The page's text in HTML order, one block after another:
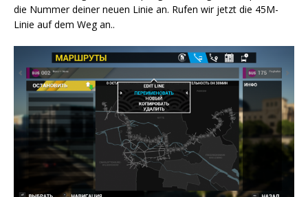
die Nummer deiner neuen Linie an. Rufen wir jetzt die 45M-
Linie auf dem Weg an..